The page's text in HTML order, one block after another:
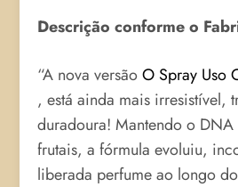
Descrição conforme o
“A nova versãoO Spray Uso
, está ainda mais irresistível,
duradoura! Mantendo o
frutais, a fórmula evoluiu,
liberada perfume ao longo